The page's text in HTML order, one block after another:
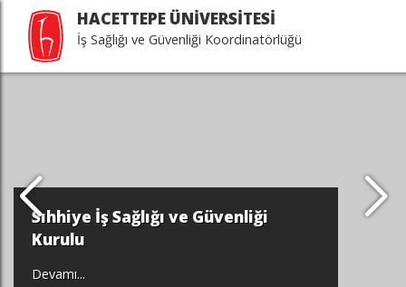
HACETTEPE ÜNİVERSİTESİ
İş Sağlığı ve Güvenliği Koordinatörlüğü
Sıhhiye İş Sağlığı ve Güvenliği
Kurulu
Devamı...